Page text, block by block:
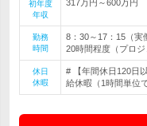
初年度
年収
317万円～600万円
勤務
時間
8：30～17：15（
20時間程度（プロ
休日
休暇
# 【年間休日120日
給休暇（1時間単位